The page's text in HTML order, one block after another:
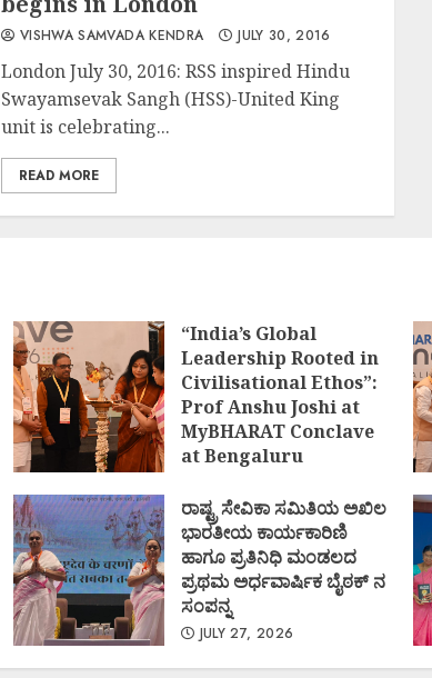
VISHWA SAMVADA KENDRA JULY 30, 2016
London July 30, 2016: RSS inspired Hindu
Swayamsevak Sangh (HSS)-United King
unit is celebrating...
READ MORE
“India’s Global
Leadership Rooted in
Civilisational Ethos”:
Prof Anshu Joshi at
MyBHARAT Conclave
at Bengaluru
ರಾಷ್ಟ್ರ ಸೇವಿಕಾ ಸಮಿತಿಯ ಅಖಿಲ
ಭಾರತೀಯ ಕಾರ್ಯಕಾರಿಣಿ
ಹಾಗೂ ಪ್ರತಿನಿಧಿ ಮಂಡಲದ
ಪ್ರಥಮ ಅರ್ಧವಾರ್ಷಿಕ ಬೈಠಕ್ ನ
ಸಂಪನ್ನ
JULY 27, 2026